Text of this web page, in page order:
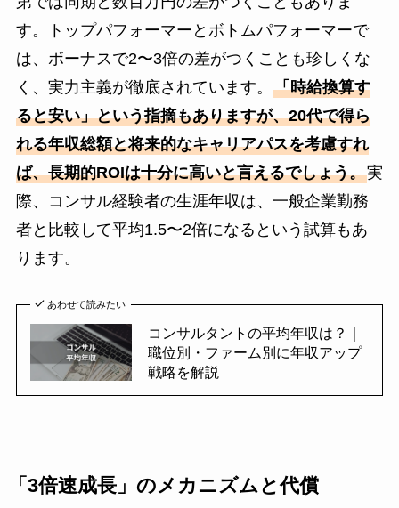
す。トップパフォーマーとボトムパフォーマーで
は、ボーナスで2〜3倍の差がつくことも珍しくな
く、実力主義が徹底されています。 「時給換算す
ると安い」という指摘もありますが、20代で得ら
れる年収総額と将来的なキャリアパスを考慮すれ
ば、長期的ROIは十分に高いと言えるでしょう。実
際、コンサル経験者の生涯年収は、一般企業勤務
者と比較して平均1.5〜2倍になるという試算もあ
ります。
あわせて読みたい
コンサルタントの平均年収は？｜
職位別・ファーム別に年収アップ
戦略を解説
「3倍速成長」のメカニズムと代償